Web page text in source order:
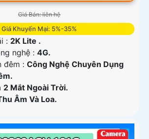
Giá Bán: liên hệ
Giá Khuyến Mại: 5%-35%
: 2K Lite .
nghệ : 4G.
đêm : Công Nghệ Chuyên Dụng
2 Mắt Ngoài Trời.
Âm Và Loa.